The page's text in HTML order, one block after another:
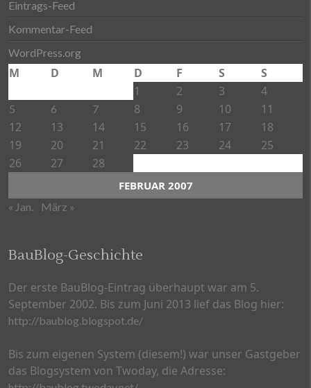
Eintrags-Feed
Kommentar-Feed
WordPress.org
FEBRUAR 2007
M D M D F S
S
1
2 3 4
5 6 7 8 9 10
11
12
13 14 15 16 17
18
19
20 21 22 23 24
25
26
27 28
« Jan. März »
BauBlog-Geschichte
Der erste BauBlog-Eintrag überhaupt war am 5.
September 2002. Bis zum Juni 2013 lief das Blog hier:
http://baublog.blogspot.de/
Bis zum eigenen System (diesem!) war unser Gastgeber
das Blogsystem von Twoday, die Adresse: